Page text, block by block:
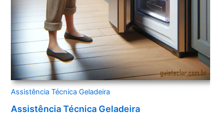
Assistência Técnica Geladeira
Assistência Técnica Geladeira